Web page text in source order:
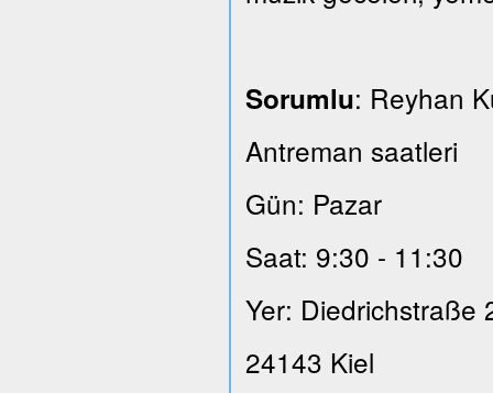
Sorumlu: Reyhan
Antreman saatleri
Gün: Pazar
Saat: 9:30 - 11:30
Yer: Diedrichstraße
24143 Kiel